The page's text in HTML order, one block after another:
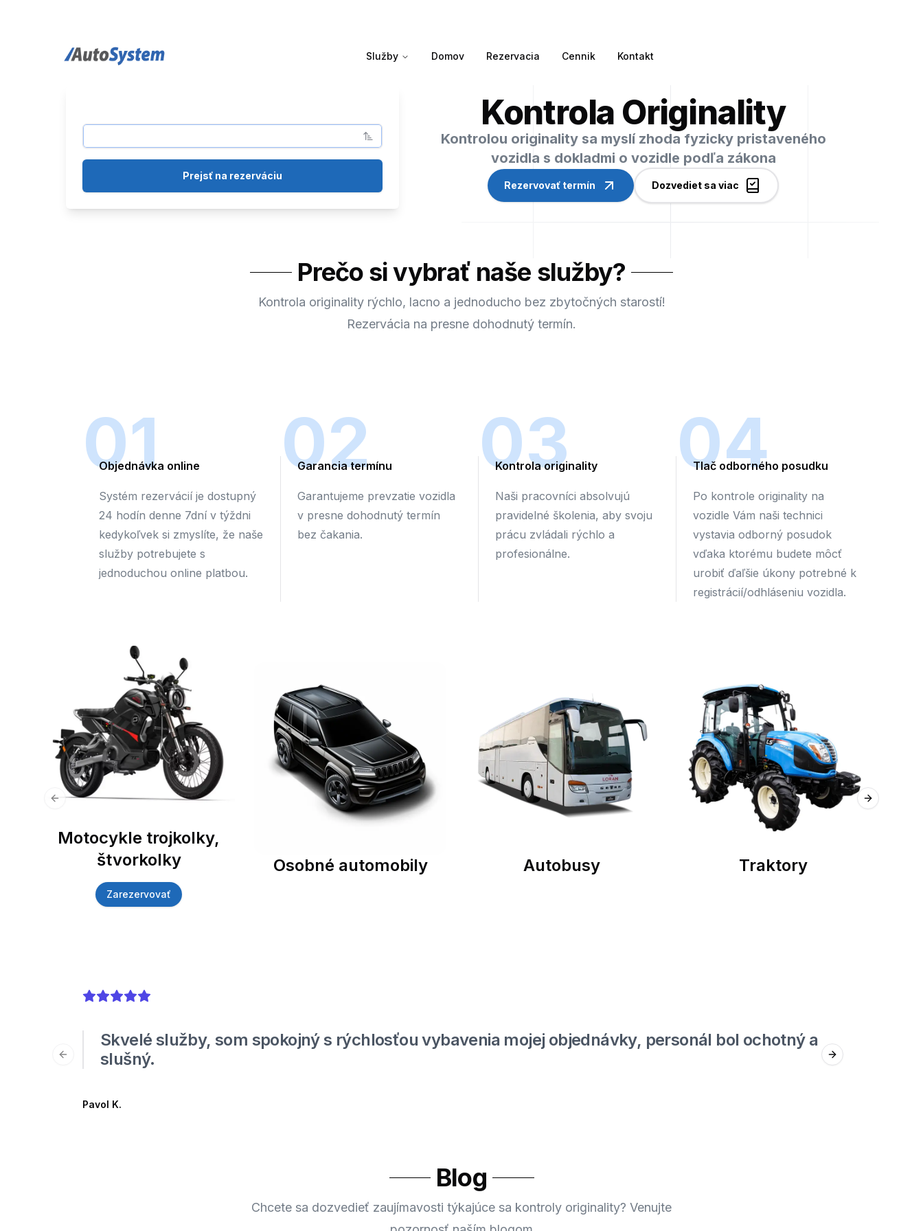
auto-system logo Služby Domov Rezervacia Cennik Kontakt
Prejsť na rezerváciu
Kontrola Originality
Kontrolou originality sa myslí zhoda fyzicky pristaveného
vozidla s dokladmi o vozidle podľa zákona
Rezervovať termín Dozvediet sa viac
Prečo si vybrať naše služby?
Kontrola originality rýchlo, lacno a jednoducho bez zbytočných starostí!
Rezervácia na presne dohodnutý termín.
01
Objednávka online
Systém rezervácií je dostupný
24 hodín denne 7dní v týždni
kedykoľvek si zmyslíte, že naše
služby potrebujete s
jednoduchou online platbou.
02
Garancia termínu
Garantujeme prevzatie vozidla
v presne dohodnutý termín
bez čakania.
03
Kontrola originality
Naši pracovníci absolvujú
pravidelné školenia, aby svoju
prácu zvládali rýchlo a
profesionálne.
04
Tlač odborného posudku
Po kontrole originality na
vozidle Vám naši technici
vystavia odborný posudok
vďaka ktorému budete môcť
urobiť ďaľšie úkony potrebné k
registrácií/odhláseniu vozidla.
Motocykle trojkolky,
štvorkolky
Zarezervovať
Osobné automobily Autobusy Traktory
Previous slide Next slide
5out of 5 stars
Skvelé služby, som spokojný s rýchlosťou vybavenia mojej objednávky, personál bol ochotný a
slušný.
Pavol K.
Previous slide Next slide
Blog
Chcete sa dozvedieť zaujímavosti týkajúce sa kontroly originality? Venujte